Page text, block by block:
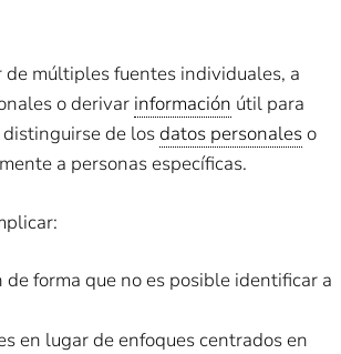
múltiples fuentes individuales, a
o derivar información útil para
de losdatos personaleso
a personas específicas​​.
forma que no es posible identificar a
en lugar de enfoques centrados en